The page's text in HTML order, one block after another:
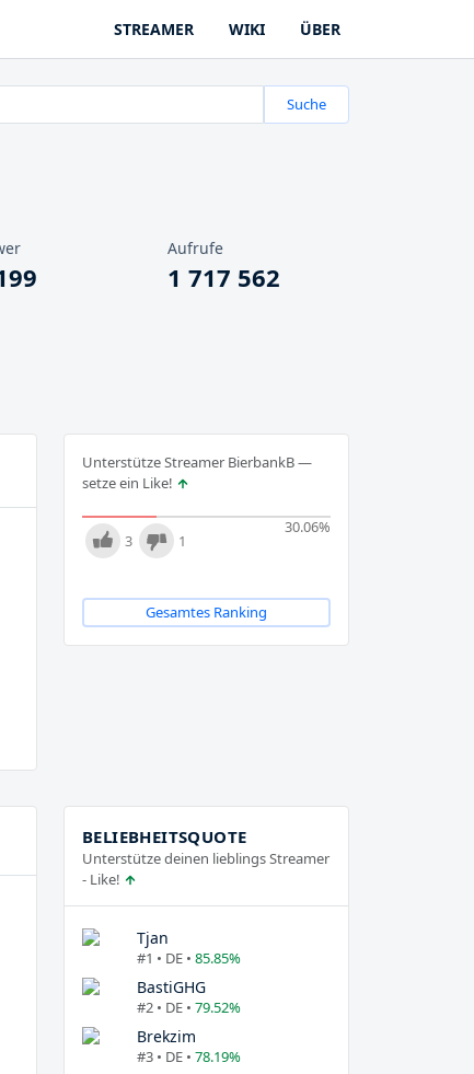
STREAMER WIKI ÜBER
Suche
Aufrufe
1 717 562
Unterstütze Streamer BierbankB —
setze ein Like!
30.06%
3 1
Gesamtes Ranking
BELIEBHEITSQUOTE
Unterstütze deinen lieblings Streamer
- Like!
Tjan
#1 • DE • 85.85%
BastiGHG
#2 • DE • 79.52%
Brekzim
#3 • DE • 78.19%